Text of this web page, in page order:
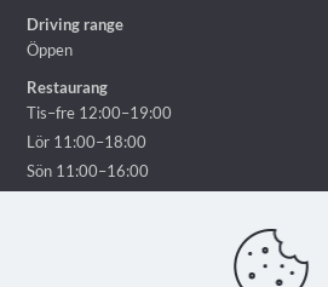
Driving range
Öppen
Restaurang
Tis–fre 12:00–19:00
Lör 11:00–18:00
Sön 11:00–16:00